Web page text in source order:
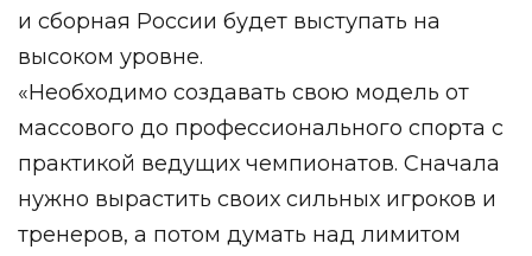
и сборная России будет выступать на
высоком уровне.
«Необходимо создавать свою модель от
массового до профессионального спорта с
практикой ведущих чемпионатов. Сначала
нужно вырастить своих сильных игроков и
тренеров, а потом думать над лимитом